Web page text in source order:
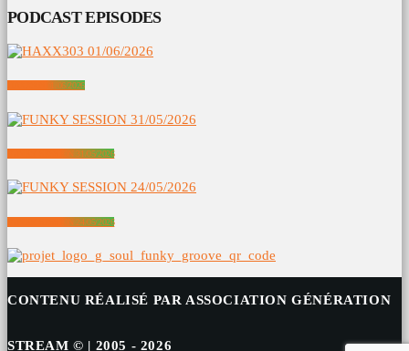
PODCAST EPISODES
HAXX303 01/06/2026
FUNKY SESSION 31/05/2026
FUNKY SESSION 24/05/2026
CONTENU RÉALISÉ PAR ASSOCIATION GÉNÉRATION
STREAM © | 2005 - 2026